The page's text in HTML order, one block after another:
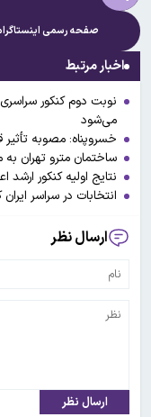
صفحه رسمی
اخبار مرتبط
می‌شود
خسروپناه: مصوبه
ساختمان مترو تهران به
نتایج اولیه کنکور ارشد
انتخابات در سراسر
ارسال نظر
ارسال نظر